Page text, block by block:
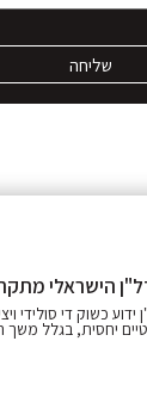
הישראלי
ידוע כשוק די סולידי
יחסית, בגלל משך